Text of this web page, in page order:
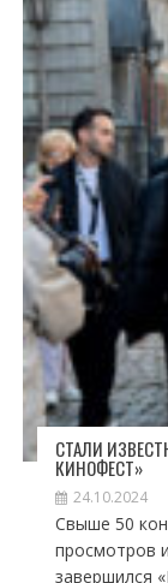
СТАЛИ
КИНОФЕСТ»
24.10.2024
Свыше 50
просмотров
завершился